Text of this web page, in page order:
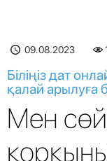
09.08.2023
Біліңіз дат
қалай арылуға
Мен